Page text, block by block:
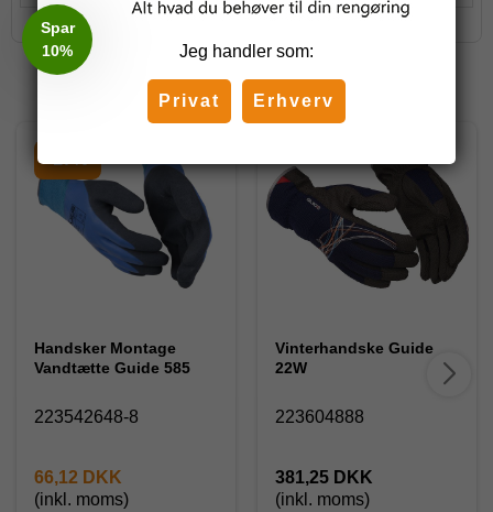
Relaterede produkter
Handsker Montage
Vandtætte Guide 585
223542648-8
66,12 DKK
(inkl. moms)
Vinterhandske Guide
22W
223604888
381,25 DKK
(inkl. moms)
Jeg handler som:
Privat Erhverv
Spar
10%